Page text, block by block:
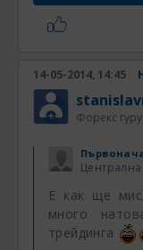
14-05-2014, 14:45
Форекс гуру
Е как ще
много
трейдинга